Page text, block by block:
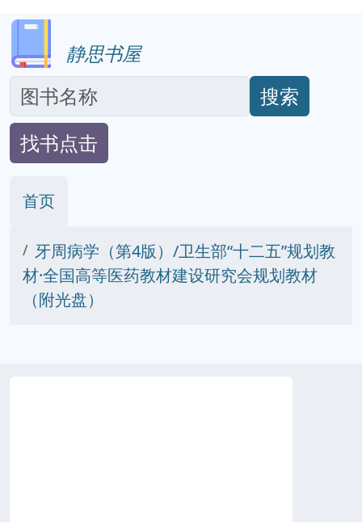
静思书屋
搜索
找书点击
首页
牙周病学（第4版）/卫生部“十二五”规划教
材·全国高等医药教材建设研究会规划教材
（附光盘）